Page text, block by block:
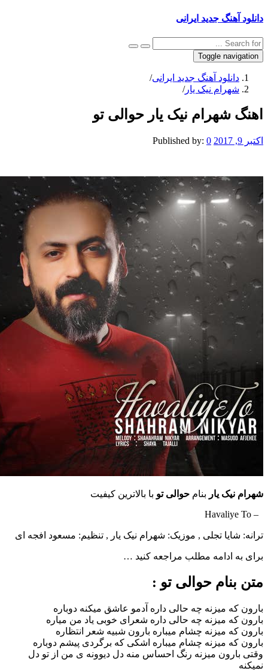
جدید ایرانی
Toggle
آهنگ جدید ایرانی/
نیک یار /
نیک یار حوالی تو
Published by:
یار بنامحوالی تو با بالاترین کیفیت
تجلی , موزیک: شهرام نیک یار , تنظیم: مسعود افجه ای
ادامه مطلب مراجعه کنید …
حوالی تو :
میزنه چه حالی داره آدمو عاشق میکنه دوباره
میزنه چه حالی داره شعرای خوبی یاد من میاره
میزنه چشام میباره بارون شبیه شعر انتظاره
میزنه چشام میباره اشکی که برگردی پیشم دوباره
میزنه رنگ احساس منه دل دیوونه ی من از تو دل